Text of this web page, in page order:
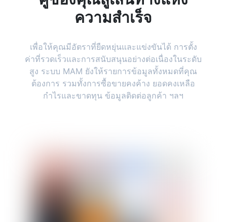
ความสำเร็จ
เพื่อให้คุณมีอัตราที่ยืดหยุ่นและแข่งขันได้ การตั้ง
ค่าที่รวดเร็วและการสนับสนุนอย่างต่อเนื่องในระดับ
สูง ระบบ MAM ยังให้รายการข้อมูลทั้งหมดที่คุณ
ต้องการ รวมทั้งการซื้อขายคงค้าง ยอดคงเหลือ
กำไรและขาดทุน ข้อมูลติดต่อลูกค้า ฯลฯ